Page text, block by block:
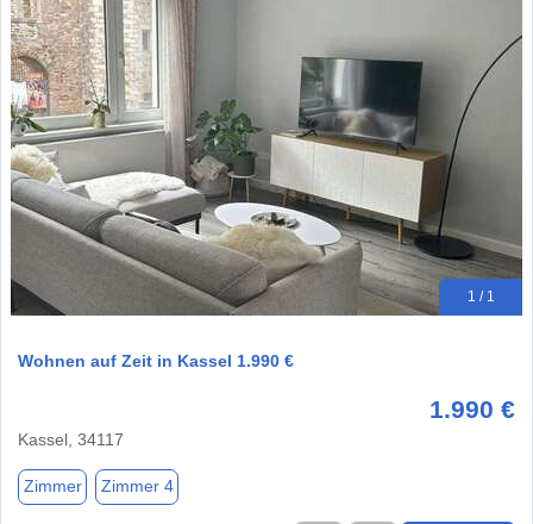
1 / 1
Wohnen auf Zeit in Kassel 1.990 €
1.990 €
Kassel, 34117
Zimmer Zimmer 4